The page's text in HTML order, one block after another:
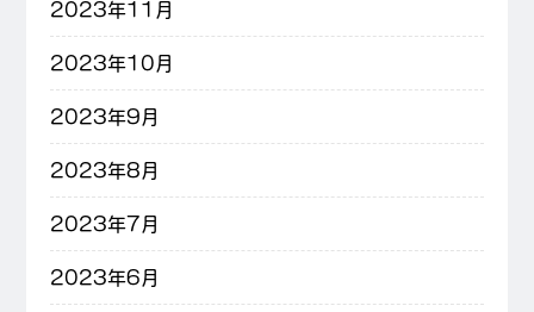
2023年11月
2023年10月
2023年9月
2023年8月
2023年7月
2023年6月